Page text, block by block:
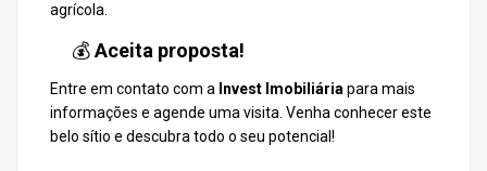
agrícola.
💰Aceita proposta!
Entre em contato com a Invest Imobiliária para mais
informações e agende uma visita. Venha conhecer este
belo sítio e descubra todo o seu potencial!